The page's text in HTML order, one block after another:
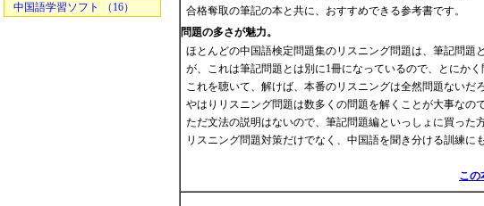
中国語学習ソフト （16）
合格奪取の筆記の本と共に、おすすめできる参考書です。
問題の多さが魅力。
ほとんどの中国語検定問題集のリスニング問題は、筆記問題
が、これは筆記問題とは別に1冊になっているので、とにかく
これを聴いて、解けば、本番のリスニングは全然問題ないだろ
やはりリスニング問題は数多くの問題を解くことが大事なの
ただ文法の説明はないので、筆記問題編といっしょに買った
リスニング問題対策だけでなく、中国語を聞き分ける訓練に
この